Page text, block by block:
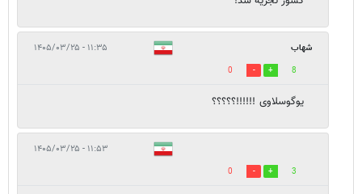
شهاب ۱۱:۳۵ - ۱۴۰۵/۰۳/۲۵
8
0
یوگوسلاوی !!!!!!؟؟؟؟؟
۱۱:۵۳ - ۱۴۰۵/۰۳/۲۵
3
0